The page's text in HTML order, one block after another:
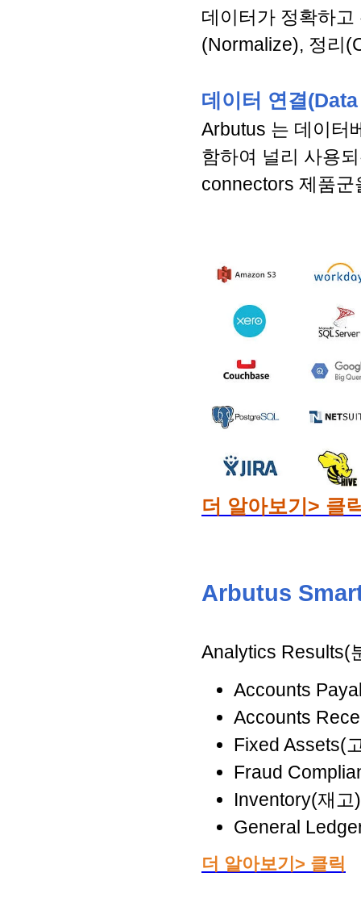
데이터가 정확하
(Normalize), 정리
데이터 연결
Arbutus 는 데이터
함하여 널리 사용
connectors 제품군
더 알아보기> 클
Arbutus
Analytics Results(
Accounts
Accounts
Fixed Assets(
Fraud
Inventory(재고)
General
더 알아보기> 클릭